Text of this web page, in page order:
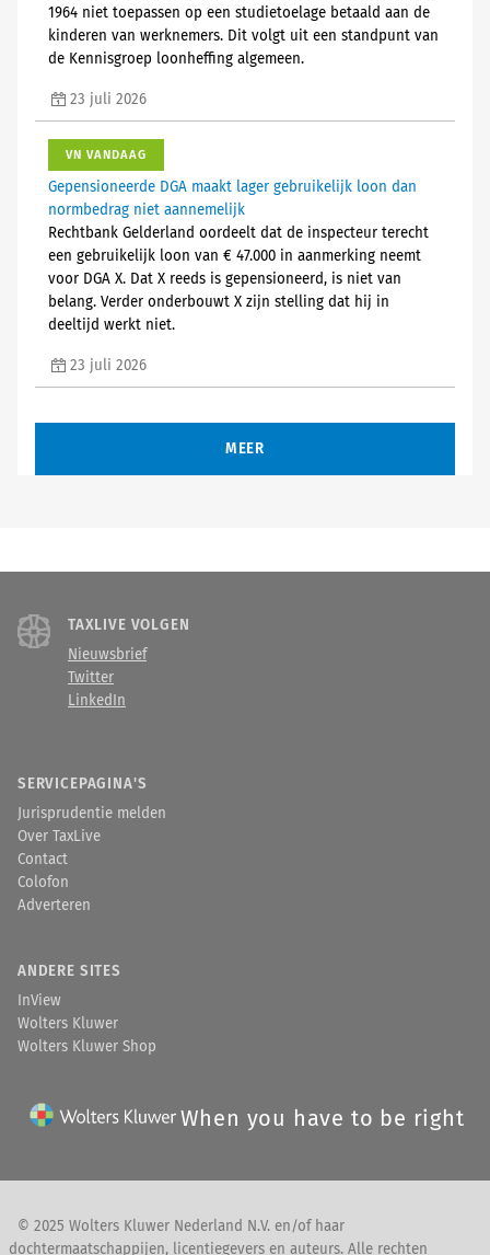
1964 niet toepassen op een studietoelage betaald aan de
kinderen van werknemers. Dit volgt uit een standpunt van
de Kennisgroep loonheffing algemeen.
23 juli 2026
VN VANDAAG
Gepensioneerde DGA maakt lager gebruikelijk loon dan
normbedrag niet aannemelijk
Rechtbank Gelderland oordeelt dat de inspecteur terecht
een gebruikelijk loon van € 47.000 in aanmerking neemt
voor DGA X. Dat X reeds is gepensioneerd, is niet van
belang. Verder onderbouwt X zijn stelling dat hij in
deeltijd werkt niet.
23 juli 2026
MEER
TAXLIVE VOLGEN
Nieuwsbrief
Twitter
LinkedIn
SERVICEPAGINA'S
Jurisprudentie melden
Over TaxLive
Contact
Colofon
Adverteren
ANDERE SITES
InView
Wolters Kluwer
Wolters Kluwer Shop
When you have to be right
© 2025 Wolters Kluwer Nederland N.V. en/of haar
dochtermaatschappijen, licentiegevers en auteurs. Alle rechten